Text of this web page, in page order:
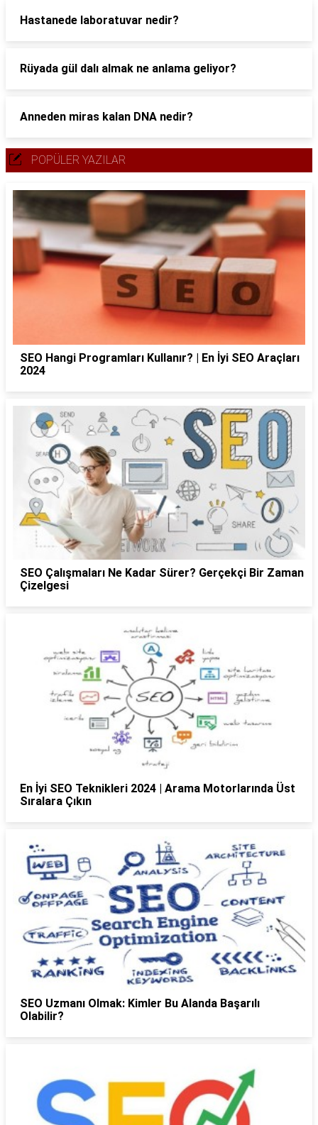
Hastanede laboratuvar nedir?
Rüyada gül dalı almak ne anlama geliyor?
Anneden miras kalan DNA nedir?
POPÜLER YAZILAR
SEO Hangi Programları Kullanır? | En İyi SEO Araçları
2024
SEO Çalışmaları Ne Kadar Sürer? Gerçekçi Bir Zaman
Çizelgesi
En İyi SEO Teknikleri 2024 | Arama Motorlarında Üst
Sıralara Çıkın
SEO Uzmanı Olmak: Kimler Bu Alanda Başarılı
Olabilir?